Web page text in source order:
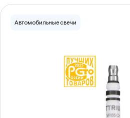
Автомобильные свечи